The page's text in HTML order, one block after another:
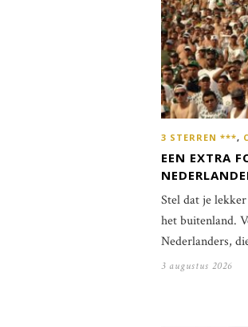
3 STERREN ***,
EEN EXTRA
Stel dat je
het buitenland.
Nederlanders,
3 augustus 2026